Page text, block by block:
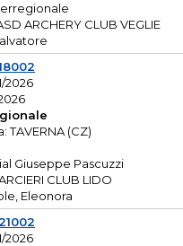
ARCHERY CLUB VEGLIE
2026
TAVERNA (CZ)
Giuseppe Pascuzzi
CLUB LIDO
Eleonora
2026